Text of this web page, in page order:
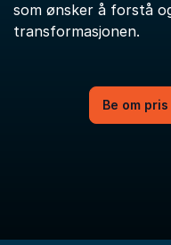
som ønsker å forstå
transformasjonen.
Be om